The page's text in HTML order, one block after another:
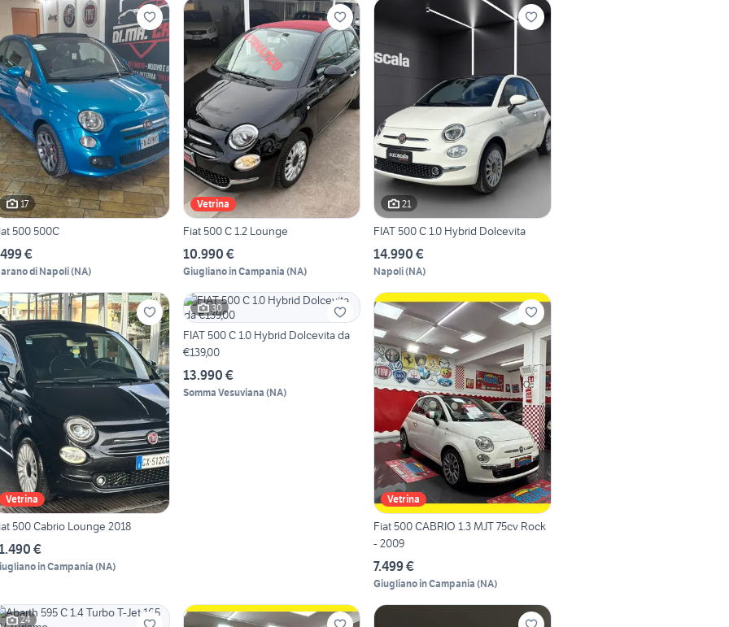
17
500 500C
€
di Napoli(NA)
Vetrina
Fiat 500 C 1.2 Lounge
10.990 €
Giugliano in Campania (NA)
21
FIAT 500 C 1.0 Hybrid Dolcevita
14.990 €
Napoli(NA)
Vetrina
500 Cabrio Lounge 2018
€
in Campania (NA)
30
FIAT 500 C 1.0 Hybrid Dolcevita da
€139,00
13.990 €
Somma Vesuviana (NA)
Vetrina
Fiat 500 CABRIO 1.3 MJT 75cv Rock
- 2009
7.499 €
Giugliano in Campania (NA)
24